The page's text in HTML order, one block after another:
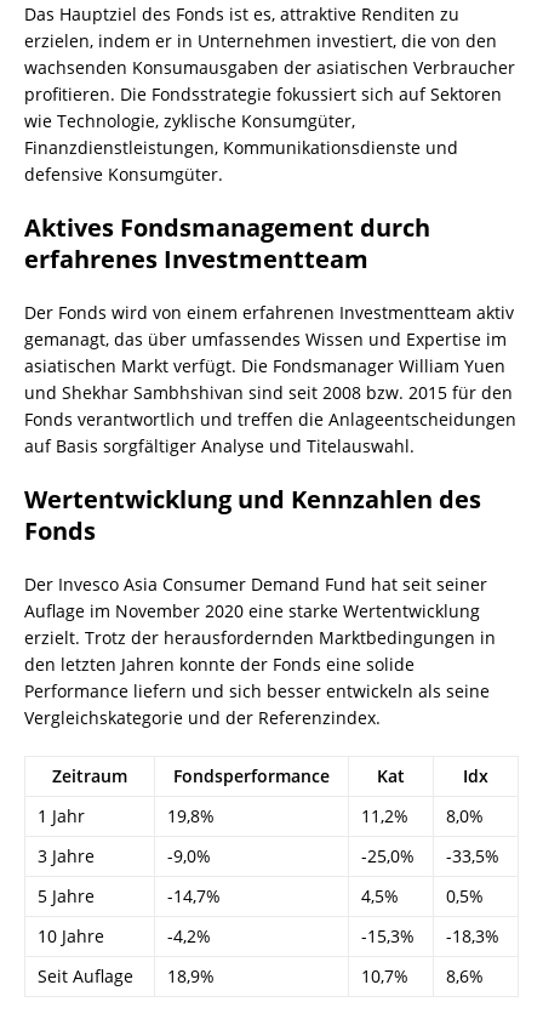
Das Hauptziel des Fonds ist es, attraktive Renditen zu
erzielen, indem er in Unternehmen investiert, die von den
wachsenden Konsumausgaben der asiatischen Verbraucher
profitieren. Die Fondsstrategie fokussiert sich auf Sektoren
wie Technologie, zyklische Konsumgüter,
Finanzdienstleistungen, Kommunikationsdienste und
defensive Konsumgüter.
Aktives Fondsmanagement durch
erfahrenes Investmentteam
Der Fonds wird von einem erfahrenen Investmentteam aktiv
gemanagt, das über umfassendes Wissen und Expertise im
asiatischen Markt verfügt. Die Fondsmanager William Yuen
und Shekhar Sambhshivan sind seit 2008 bzw. 2015 für den
Fonds verantwortlich und treffen die Anlageentscheidungen
auf Basis sorgfältiger Analyse und Titelauswahl.
Wertentwicklung und Kennzahlen des
Fonds
Der Invesco Asia Consumer Demand Fund hat seit seiner
Auflage im November 2020 eine starke Wertentwicklung
erzielt. Trotz der herausfordernden Marktbedingungen in
den letzten Jahren konnte der Fonds eine solide
Performance liefern und sich besser entwickeln als seine
Vergleichskategorie und der Referenzindex.
Zeitraum Fondsperformance Kat
Idx
1 Jahr
19,8% 11,2%
8,0%
3 Jahre
-9,0% -25,0%
-33,5%
5 Jahre
-14,7% 4,5%
0,5%
10 Jahre
-4,2% -15,3%
-18,3%
Seit Auflage
18,9% 10,7% 8,6%